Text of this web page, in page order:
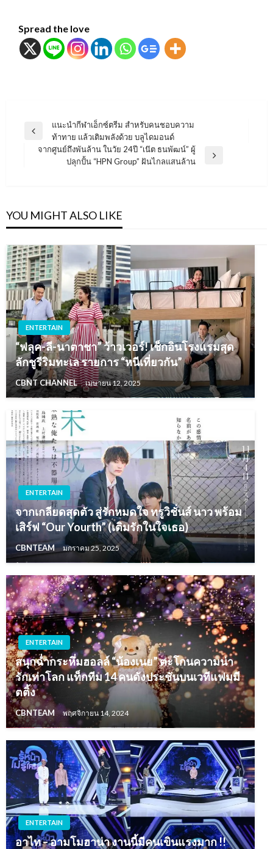
Spread the love
แนะแนว
Previous
Post
แนะนำกีฬาเอ็กซ์ตรีม สำหรับคนชอบความ
ท้าทาย แล้วเติมพลังด้วย บลูไดมอนด์
จากศูนย์ถึงพันล้าน ในวัย 24ปี “เน๊ต ธนพัฒน์” ผู้
ปลุกปั้น “HPN Group” ฝันไกลแสนล้าน
YOU MIGHT ALSO LIKE
ENTERTAIN
“ฟลุค-ลี-นาตาชา” ว้าวเวอร์! เช็กอินโรงแรมสุด
ลักชูรีริมทะเล รายการ “หนีเที่ยวกัน”
CBNT CHANNEL เมษายน 12, 2025
ENTERTAIN
จากเกลียดสุดตัว สู่รักหมดใจ ทรูวิชั่นส์ นาว พร้อม
เสิร์ฟ “Our Yourth” (เติมรักในใจเธอ)
CBNTEAM มกราคม 25, 2025
ENTERTAIN
สนุกฉ่ำกระหึ่มฮอลล์ “น้องเนย” ตะโกนความน่า
รักเท่าโลก แท็กทีม 14 คนดังประชันบนเวทีแฟมมี
ตติ้ง
CBNTEAM พฤศจิกายน 14, 2024
ENTERTAIN
อาไท – อามโมฮาน่า งานนี้มีคนเขินแรงมาก !!